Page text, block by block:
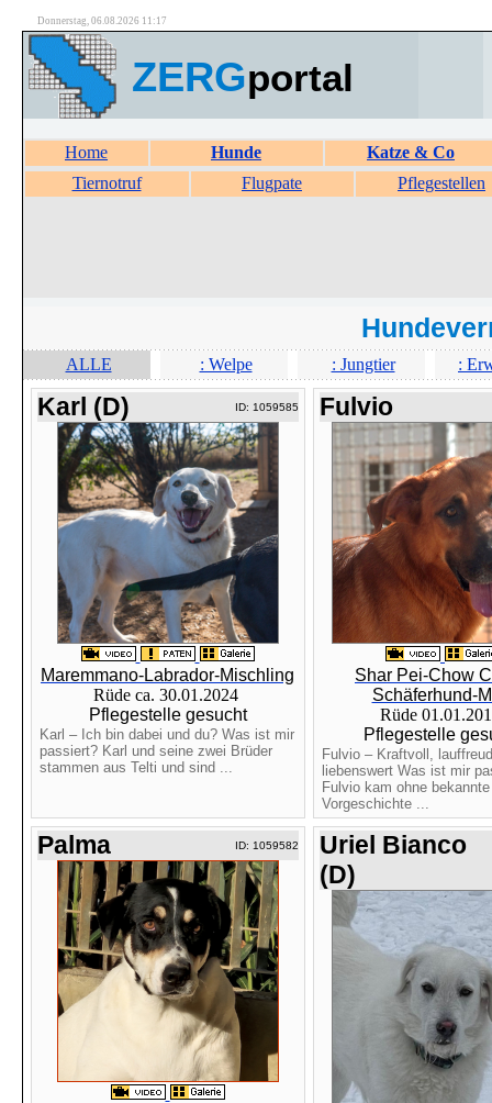
Donnerstag, 06.08.2026 11:17
ZERGportal
Home Hunde
Katze & Co
Tiernotruf
Flugpate Pflegestellen
ALLE : Welpe : Jungtier :
Karl (D) ID: 1059585
Maremmano-Labrador-Mischling
Rüde ca. 30.01.2024
Pflegestelle gesucht
Karl – Ich bin dabei und du? Was ist mir
passiert? Karl und seine zwei Brüder
stammen aus Telti und sind ...
Fulvio
Shar Pei-Chow
Schäferhund-
Rüde
Pflegestelle
Fulvio – Kraftvoll,
liebenswert Was ist mir
Fulvio kam ohne bekannte
Vorgeschichte ...
Palma ID: 1059582
Uriel Bianco
(D)